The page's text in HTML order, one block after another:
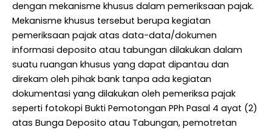
dengan mekanisme khusus dalam pemeriksaan pajak.
Mekanisme khusus tersebut berupa kegiatan
pemeriksaan pajak atas data-data/dokumen
informasi deposito atau tabungan dilakukan dalam
suatu ruangan khusus yang dapat dipantau dan
direkam oleh pihak bank tanpa ada kegiatan
dokumentasi yang dilakukan oleh pemeriksa pajak
seperti fotokopi Bukti Pemotongan PPh Pasal 4 ayat (2)
atas Bunga Deposito atau Tabungan, pemotretan